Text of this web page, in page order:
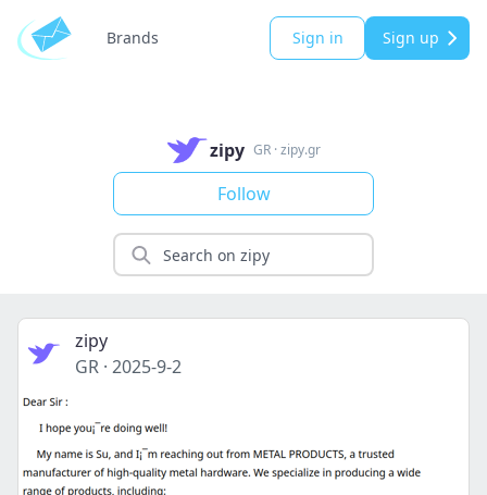
Brands Sign in Sign up
zipy GR ·zipy.gr
Follow
zipy
GR · 2025-9-2